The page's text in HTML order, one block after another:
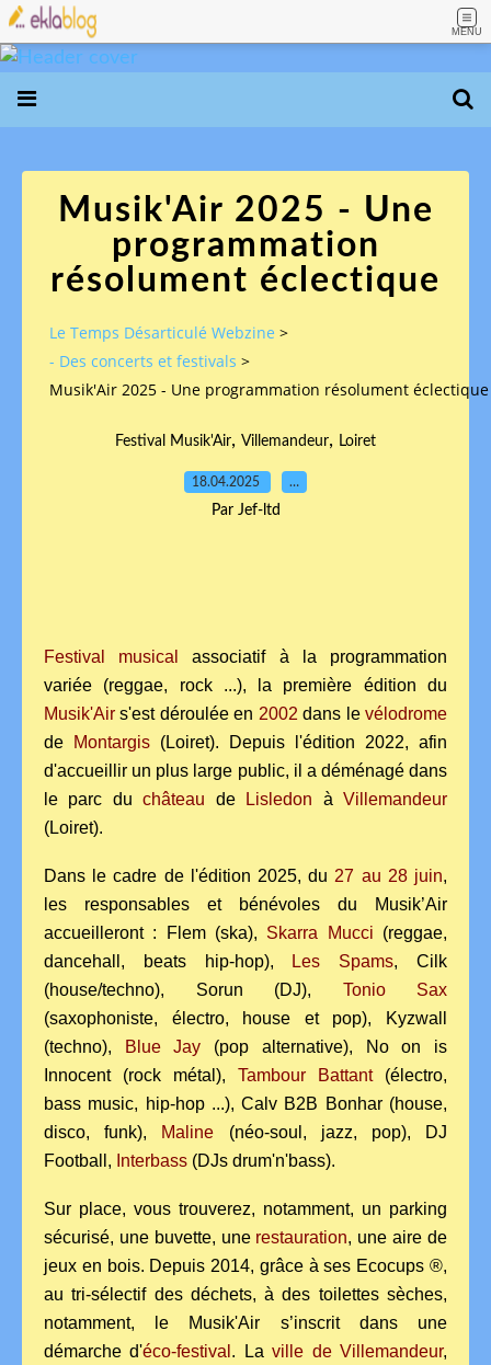
MENU
Musik'Air 2025 - Une
programmation
résolument éclectique
Le Temps Désarticulé Webzine >
- Des concerts et festivals >
Musik'Air 2025 - Une programmation résolument éclectique
Festival Musik'Air, Villemandeur, Loiret
18.04.2025 …
Par Jef-ltd
Festival musical
associatif à la programmation
variée (reggae, rock ...), la première édition du
Musik'Air s'est déroulée en 2002dans levélodrome
de
Montargis (Loiret). Depuis l'édition 2022, afin
d'accueillir un plus large public, il a déménagé dans
le parc du château de Lisledon à Villemandeur
(Loiret).
Dans le cadre de l'édition 2025, du 27 au 28 juin,
les responsables et bénévoles du Musik’Air
accueilleront : Flem (ska), Skarra Mucci (reggae,
dancehall, beats hip-hop), Les Spams, Cilk
(house/techno), Sorun (DJ), Tonio Sax
(saxophoniste, électro, house et pop), Kyzwall
(techno), Blue Jay (pop alternative), No on is
Innocent (rock métal), Tambour Battant(électro,
bass music, hip-hop ...), Calv B2B Bonhar (house,
disco, funk), Maline (néo-soul, jazz, pop), DJ
Football, Interbass (DJs drum'n'bass).
Sur place, vous trouverez, notamment, un parking
sécurisé, une buvette, unerestauration, une aire de
jeux en bois. Depuis 2014, grâce à ses Ecocups ®,
au tri-sélectif des déchets, à des toilettes sèches,
notamment, le Musik'Air s’inscrit dans une
démarche d'éco-festival . La ville de Villemandeur,